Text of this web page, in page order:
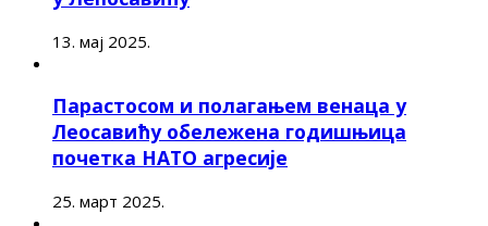
13. мај 2025.
Парастосом и полагањем венаца у
Леосавићу обележена годишњица
почетка НАТО агресије
25. март 2025.